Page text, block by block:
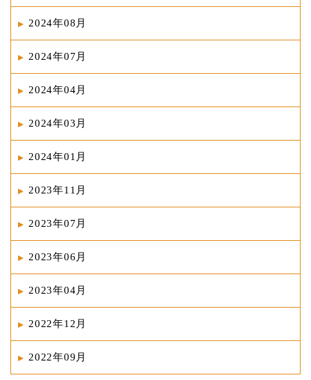
2024年08月
2024年07月
2024年04月
2024年03月
2024年01月
2023年11月
2023年07月
2023年06月
2023年04月
2022年12月
2022年09月